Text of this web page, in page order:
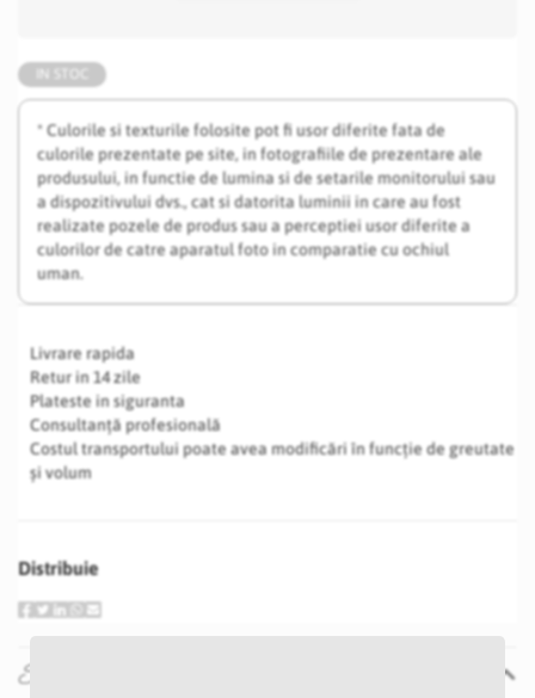
* Culorile si texturile folosite pot fi usor diferite fata de
culorile prezentate pe site, in fotografiile de prezentare ale
produsului, in functie de lumina si de setarile monitorului sau
a dispozitivului dvs., cat si datorita luminii in care au fost
realizate pozele de produs sau a perceptiei usor diferite a
culorilor de catre aparatul foto in comparatie cu ochiul
uman.
Livrare rapida
Retur in 14 zile
Plateste in siguranta
Consultanță profesională
Costul transportului poate avea modificări în funcție de greutate
și volum
Distribuie
Specificatii